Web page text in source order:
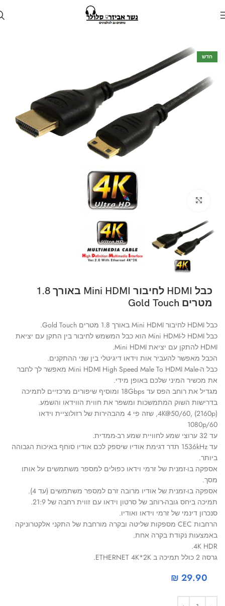
כבלים ומתאמים
חדש
כבל HDMI לחיבור Mini HDMI באורך 1.8
מטרים Gold Touch
כבל HDMI לחיבור Mini HDMI באורך 1.8 מטרים Gold Touch.
כבל HDMI ל-Mini HDMI הוא כבל המשמש לחיבור בין התקן עם יציאת
HDMI להתקן עם יציאת Mini HDMI.
הכבל מאפשר להעביר אות וידאו דיגיטלי בין שני ההתקנים.
כבל ה-Mini HDMI High Speed Male To HDMI Male מאפשר לך לחבר
את מכשיר המיני שלכם באופן מידי.
מגדיל את רוחב הפס עד 18Gbps ומוסיף שיפורים מרכזיים לתמיכה
בדרישות השוק המתמשכות ומשפר את חווית הווידאו והשמע.
4K@50/60, (2160p), שזה פי 4 מהבהירות של רזולוציית וידאו
1080p/60
עד 32 ערוצי שמע לחוויית שמע רב-ממדית.
עד 1536kHz תדר דגימת אודיו שיספק לכם אודיו סוחף באיכות הגבוהה
ביותר.
אספקה בו-זמנית של זרמי וידאו כפולים למספר משתמשים על אותו
מסך.
אספקה בו-זמנית של אודיו מרובה זרם למספר משתמשים (עד 4).
תמיכה ביחס גובה-רוחב של סרטון וידאו עם זווית רחבה של 21:9.
סנכרון דינמי של זרמי וידאו ואודיו.
הרחבות CEC מספקות שליטה ובקרה מורחבת של התקני אלקטרוניקה
באמצעות נקודת בקרה אחת.
4K HDR.
גרסה 2 כולל תמיכה ב ETHERNET 4K*2K.
₪ 29.90